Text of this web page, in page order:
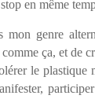
en même
genre
ça, et de
le plastique